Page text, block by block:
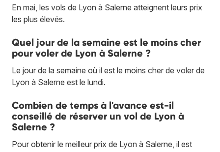
En mai, les vols de Lyon à Salerne atteignent leurs prix
les plus élevés.
Quel jour de la semaine est le moins cher
pour voler de Lyon à Salerne ?
Le jour de la semaine où il est le moins cher de voler de
Lyon à Salerne est le lundi.
Combien de temps à l'avance est-il
conseillé de réserver un vol de Lyon à
Salerne ?
Pour obtenir le meilleur prix de Lyon à Salerne, il est